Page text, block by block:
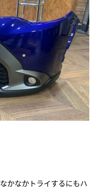
かなかトライするにもハ